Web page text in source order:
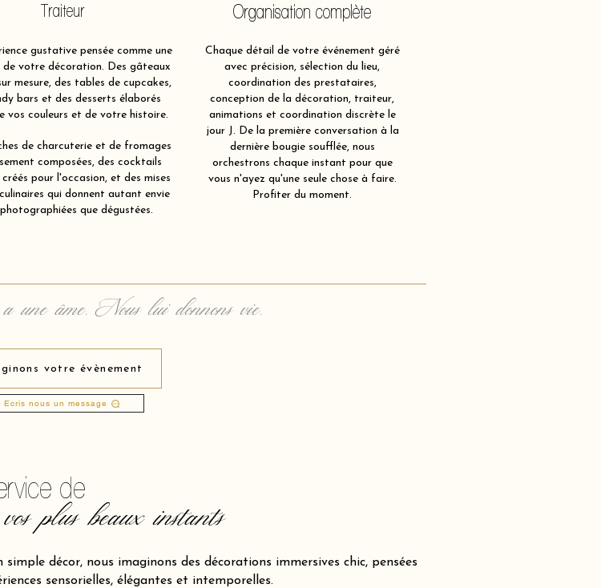
Traiteur
gustative pensée comme une
de votre décoration. Des gâteaux
mesure, des tables de cupcakes,
bars et des desserts élaborés
vos couleurs et de votre histoire.
de charcuterie et de fromages
composées, des cocktails
pour l'occasion, et des mises
qui donnent autant envie
que dégustées.
Organisation complète
Chaque détail de votre événement géré
avec précision, sélection du lieu,
coordination des prestataires,
conception de la décoration, traiteur,
animations et coordination discrète le
jour J. De la première conversation à la
dernière bougie soufflée, nous
orchestrons chaque instant pour que
vous n'ayez qu'une seule chose à faire.
Profiter du moment.
a une âme. Nous lui donnons vie.
votre évènement
Ecris nous un message
de
vos plus beaux instants
décor, nous imaginons des décorations immersives chic, pensées
sensorielles, élégantes et intemporelles.